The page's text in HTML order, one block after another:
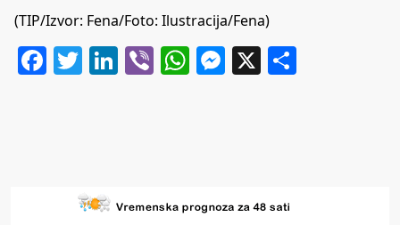
(TIP/Izvor: Fena/Foto: Ilustracija/Fena)
Facebook
Twitter
LinkedIn
ViberWhatsApp
Messenger
X